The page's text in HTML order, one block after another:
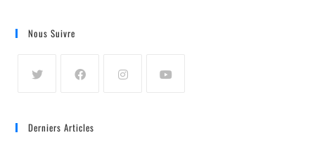
Nous Suivre
Derniers Articles